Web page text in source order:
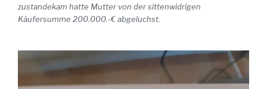
zustandekam hatte Mutter von der sittenwidrigen
Käufersumme 200.000.-€ abgeluchst.